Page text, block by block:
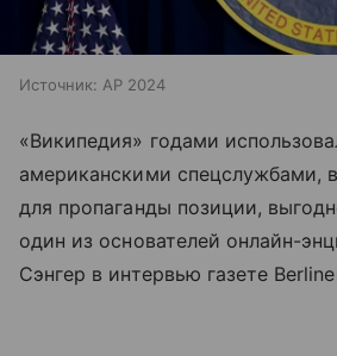
Источник: AP 2024
«Википедия» годами
американскими спецслужбами,
для пропаганды позиции,
один из основателей онлайн-
Сэнгер в интервью газете